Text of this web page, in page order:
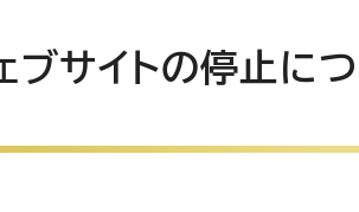
サイトの停止に